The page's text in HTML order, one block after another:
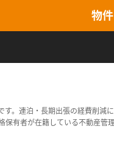
物
。連泊・長期出張の経費削減
有者が在籍している不動産